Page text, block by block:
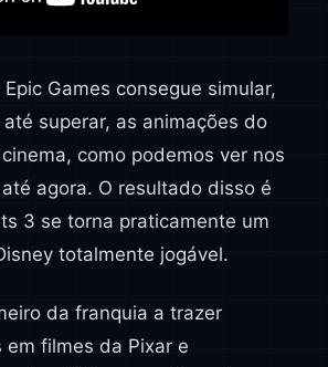
Games consegue simular,
superar, as animações do
como podemos ver nos
agora. O resultado disso é
3 se torna praticamente um
totalmente jogável.
da franquia a trazer
filmes da Pixar e